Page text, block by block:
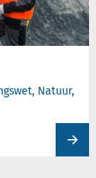
Natuur,